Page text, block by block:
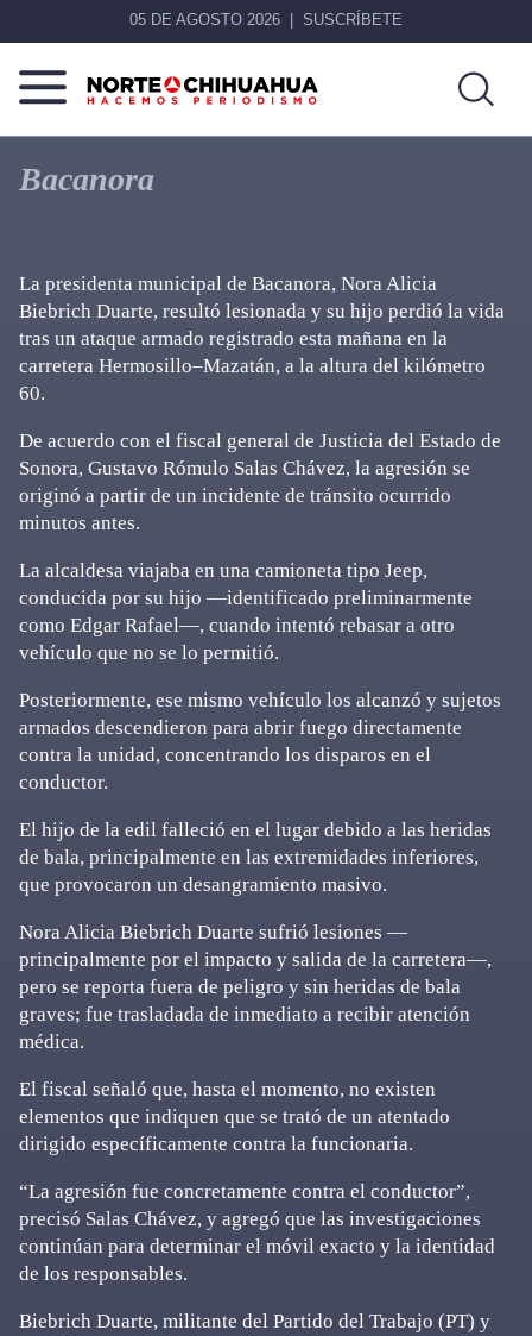
05 DE AGOSTO 2026 SUSCRÍBETE
Norte
Chihuahua
Más
que
noticias,
Bacanora
La presidenta municipal de Bacanora, Nora Alicia
Biebrich Duarte, resultó lesionada y su hijo perdió la vida
tras un ataque armado registrado esta mañana en la
carretera Hermosillo–Mazatán, a la altura del kilómetro
60.
De acuerdo con el fiscal general de Justicia del Estado de
Sonora, Gustavo Rómulo Salas Chávez, la agresión se
originó a partir de un incidente de tránsito ocurrido
minutos antes.
La alcaldesa viajaba en una camioneta tipo Jeep,
conducida por su hijo —identificado preliminarmente
como Edgar Rafael—, cuando intentó rebasar a otro
vehículo que no se lo permitió.
Posteriormente, ese mismo vehículo los alcanzó y sujetos
armados descendieron para abrir fuego directamente
contra la unidad, concentrando los disparos en el
conductor.
El hijo de la edil falleció en el lugar debido a las heridas
de bala, principalmente en las extremidades inferiores,
que provocaron un desangramiento masivo.
Nora Alicia Biebrich Duarte sufrió lesiones —
principalmente por el impacto y salida de la carretera—,
pero se reporta fuera de peligro y sin heridas de bala
graves; fue trasladada de inmediato a recibir atención
médica.
El fiscal señaló que, hasta el momento, no existen
elementos que indiquen que se trató de un atentado
dirigido específicamente contra la funcionaria.
“La agresión fue concretamente contra el conductor”,
precisó Salas Chávez, y agregó que las investigaciones
continúan para determinar el móvil exacto y la identidad
de los responsables.
Biebrich Duarte, militante del Partido del Trabajo (PT) y